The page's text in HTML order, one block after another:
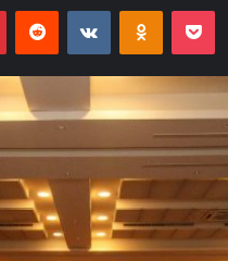
PinterestReddit VKontakte